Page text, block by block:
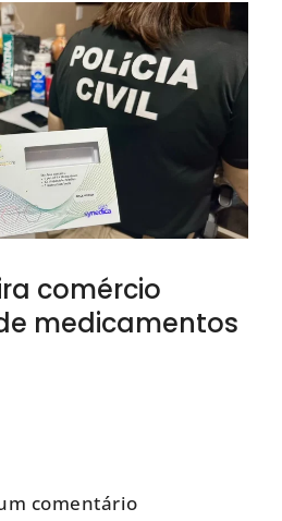
comércio
medicamentos
comentário